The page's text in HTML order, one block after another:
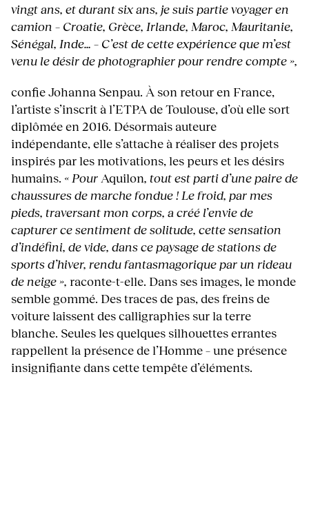
vingt ans, et durant six ans, je suis partie voyager en
camion – Croatie, Grèce, Irlande, Maroc, Mauritanie,
Sénégal, Inde… – C’est de cette expérience que m’est
venu le désir de photographier pour rendre compte »,
confie Johanna Senpau. À son retour en France,
l’artiste s’inscrit à l’ETPA de Toulouse, d’où elle sort
diplômée en 2016. Désormais auteure
indépendante, elle s’attache à réaliser des projets
inspirés par les motivations, les peurs et les désirs
humains. « Pour Aquilon, tout est parti d’une paire de
chaussures de marche fondue ! Le froid, par mes
pieds, traversant mon corps, a créé l’envie de
capturer ce sentiment de solitude, cette sensation
d’indéfini, de vide, dans ce paysage de stations de
sports d’hiver, rendu fantasmagorique par un rideau
de neige », raconte-t-elle. Dans ses images, le monde
semble gommé. Des traces de pas, des freins de
voiture laissent des calligraphies sur la terre
blanche. Seules les quelques silhouettes errantes
rappellent la présence de l’Homme – une présence
insignifiante dans cette tempête d’éléments.